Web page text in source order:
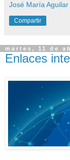
José María Aguilar
Compartir
martes, 11 de
Enlaces